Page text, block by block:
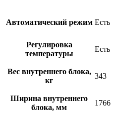
Автоматический режим Есть
Регулировка
температуры
Есть
Вес внутреннего блока,
кг
343
Ширина внутреннего
блока, мм
1766